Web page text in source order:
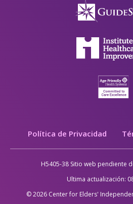
Legal
Política de Privacidad
H5405-38 Sitio web pendiente
Ultima actualización:
© 2026 Center for Elders'